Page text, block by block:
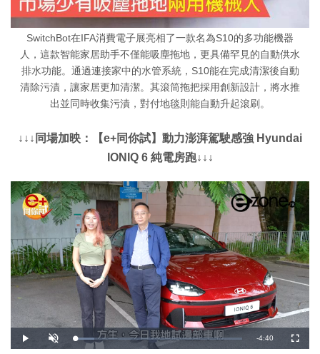
SwitchBot在IFA消費電子展亮相了一款名為S10的多功能機器
人，這款智能家居助手不僅能吸塵拖地，更具備罕見的自動供水
排水功能。通過連接家中的水管系統，S10能在完成清潔後自動
清除污漬，讓家居更加清潔。其滾筒拖把採用創新設計，將水推
出並同時收集污漬，對付地毯則能自動升起滾刷。
↓↓↓同場加映：【e+同你試】動力澎湃駕駛感強 Hyundai
IONIQ 6 純電房跑↓↓↓
播
放
開
啟
載
入
剩
-4:40
全
螢